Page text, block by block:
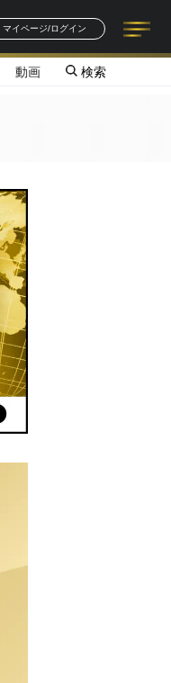
マイページ/ログイン
記事一覧
著者一覧
動画 検索